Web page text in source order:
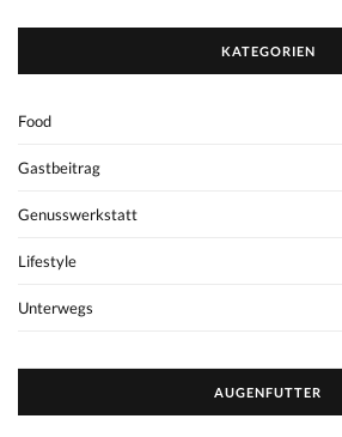
KATEGORIEN
Food
Gastbeitrag
Genusswerkstatt
Lifestyle
Unterwegs
AUGENFUTTER